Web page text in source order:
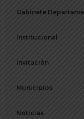
Gabinete
Institucional
Invitación
Municipios
Noticias